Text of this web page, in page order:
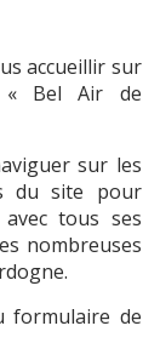
accueillir sur
Bel Air de
sur les
du site pour
tous ses
nombreuses
formulaire de